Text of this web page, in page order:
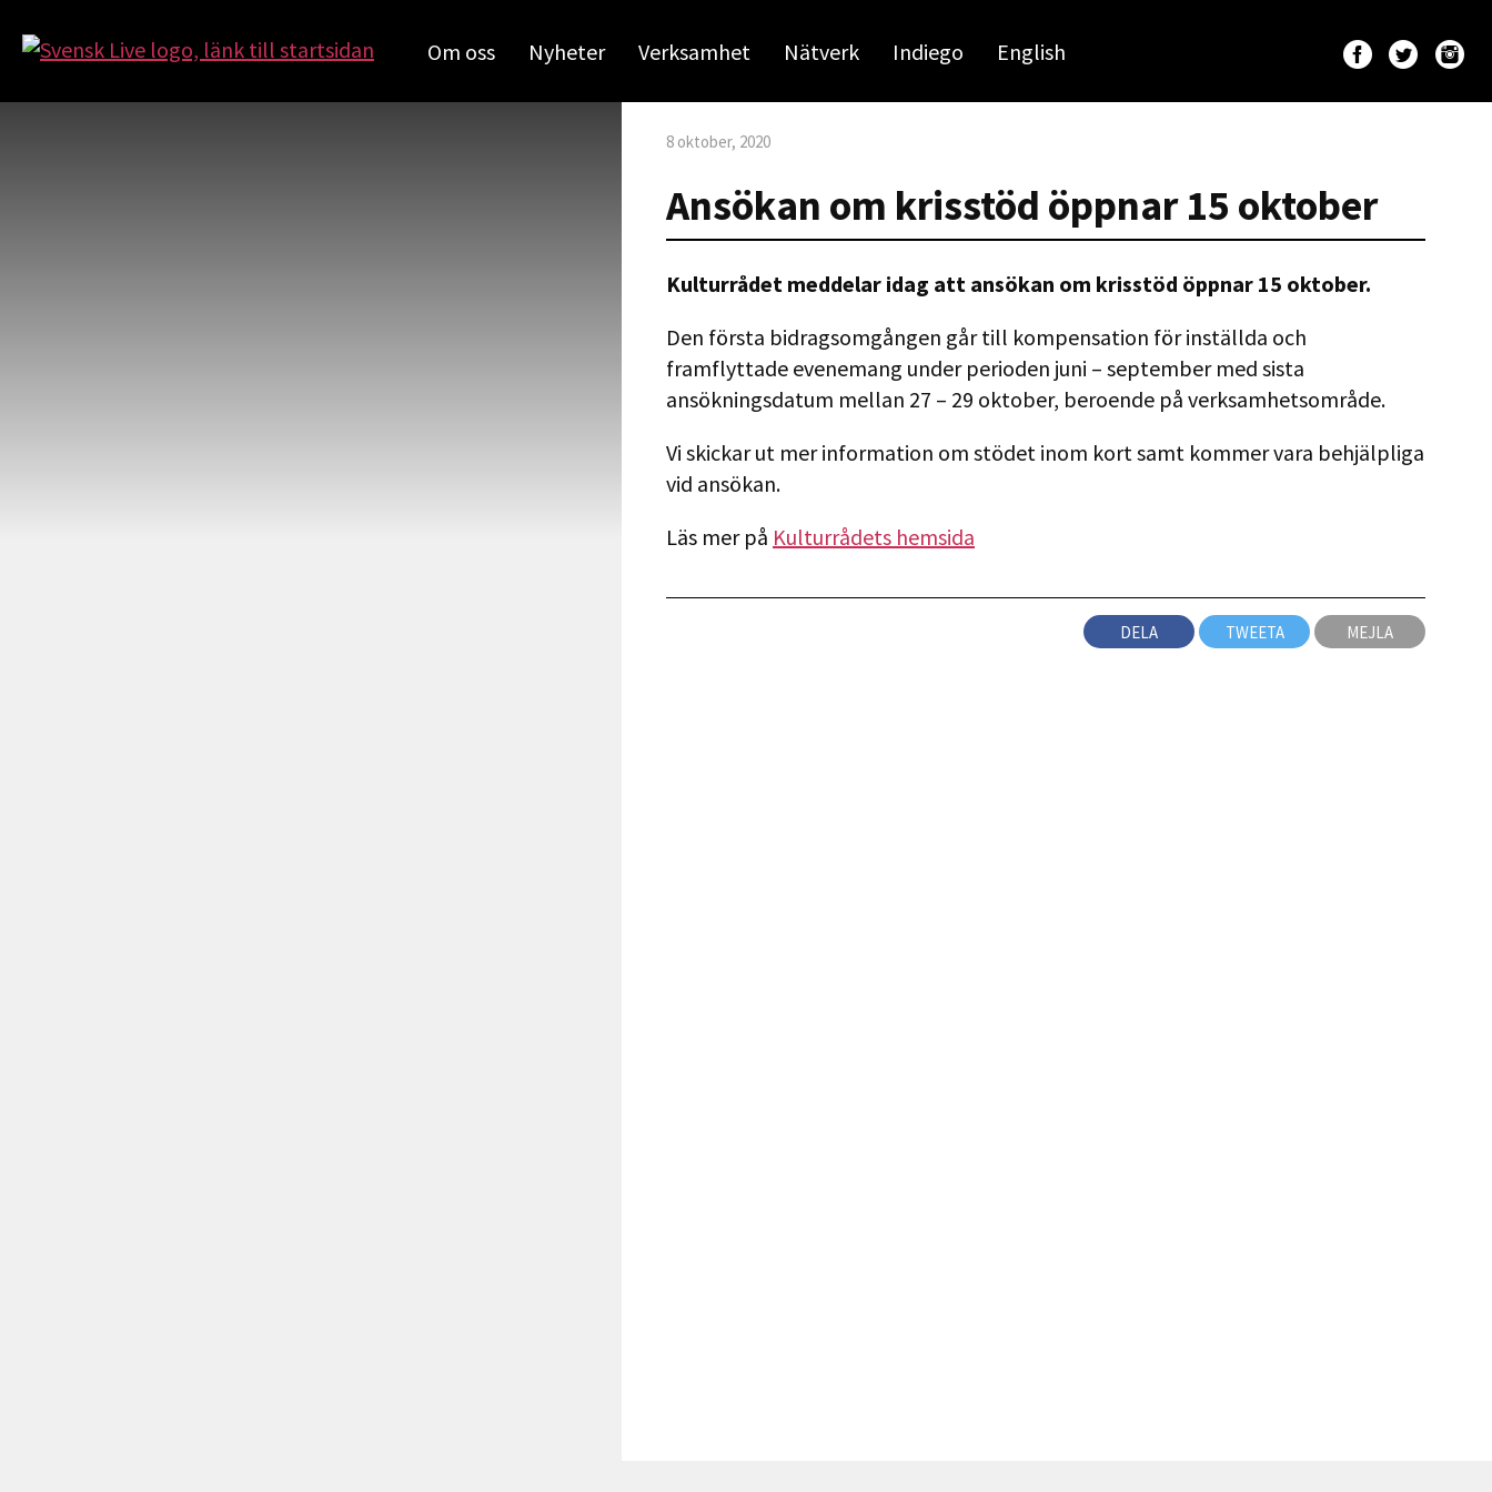
Om oss Nyheter Verksamhet Nätverk Indiego English
8 oktober, 2020
Ansökan om krisstöd öppnar 15 oktober
Kulturrådet meddelar idag att ansökan om krisstöd öppnar 15 oktober.
Den första bidragsomgången går till kompensation för inställda och
framflyttade evenemang under perioden juni – september med sista
ansökningsdatum mellan 27 – 29 oktober, beroende på verksamhetsområde.
Vi skickar ut mer information om stödet inom kort samt kommer vara behjälpliga
vid ansökan.
Läs mer på Kulturrådets hemsida
DELA TWEETA MEJLA